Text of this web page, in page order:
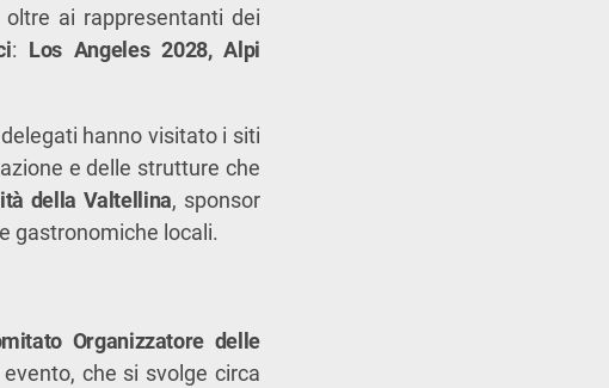
oltre ai rappresentanti dei
: Los Angeles 2028, Alpi
hanno visitato i siti
e delle strutture che
della Valtellina, sponsor
gastronomiche locali.
Organizzatore delle
che si svolge circa